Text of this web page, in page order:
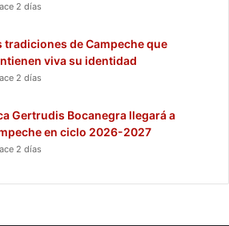
2 días
tradiciones de Campeche que
viva su identidad
2 días
Gertrudis Bocanegra llegará a
en ciclo 2026-2027
2 días